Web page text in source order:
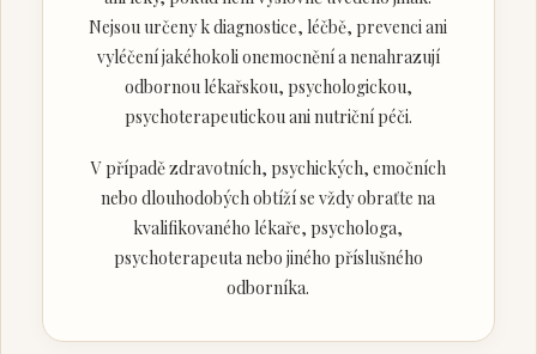
Nejsou určeny k diagnostice, léčbě, prevenci ani
vyléčení jakéhokoli onemocnění a nenahrazují
odbornou lékařskou, psychologickou,
psychoterapeutickou ani nutriční péči.
V případě zdravotních, psychických, emočních
nebo dlouhodobých obtíží se vždy obraťte na
kvalifikovaného lékaře, psychologa,
psychoterapeuta nebo jiného příslušného
odborníka.